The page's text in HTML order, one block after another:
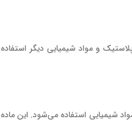
و مواد شیمیایی دیگر استفاده
شیمیایی استفاده می‌شود. این ماده